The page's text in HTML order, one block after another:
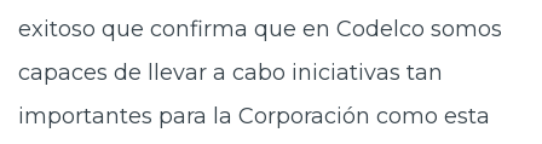
exitoso que confirma que en Codelco somos
capaces de llevar a cabo iniciativas tan
importantes para la Corporación como esta